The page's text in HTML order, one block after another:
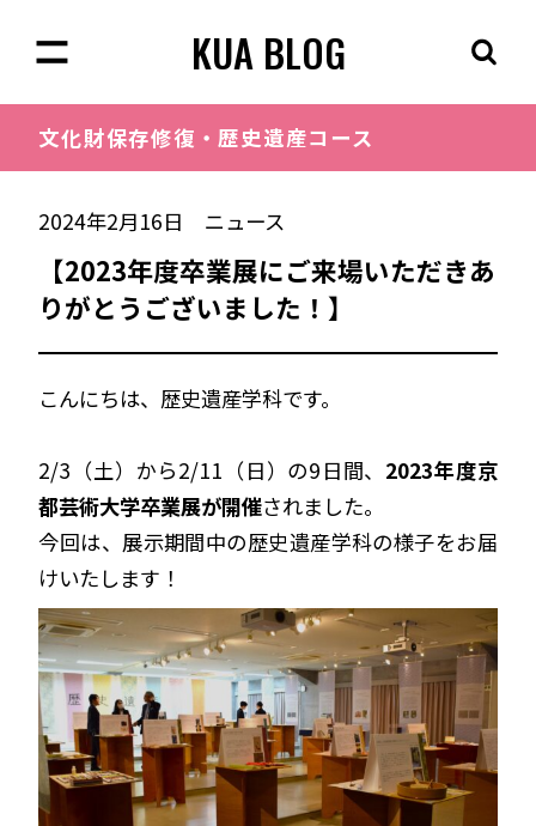
KUA BLOG
文化財保存修復・歴史遺産コース
2024年2月16日 ニュース
【2023年度卒業展にご来場いただきあ
りがとうございました！】
こんにちは、歴史遺産学科です。
2/3（土）から2/11（日）の9日間、 2023年度京
都芸術大学卒業展が開催されました。
今回は、展示期間中の歴史遺産学科の様子をお届
けいたします！